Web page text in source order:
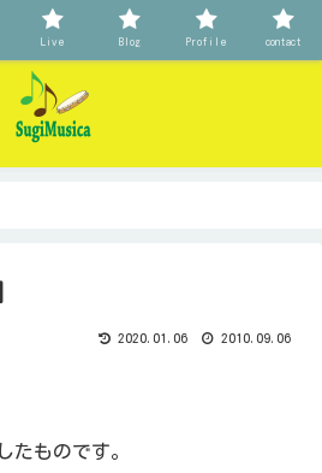
2020.01.06 2010.09.06
たものです。
Live Blog Profile contact